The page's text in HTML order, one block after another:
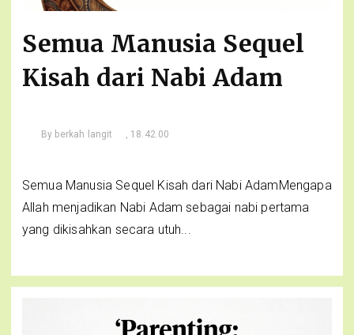
Semua Manusia Sequel
Kisah dari Nabi Adam
By berkah langit , 18.42.00
Semua Manusia Sequel Kisah dari Nabi AdamMengapa
Allah menjadikan Nabi Adam sebagai nabi pertama
yang dikisahkan secara utuh...